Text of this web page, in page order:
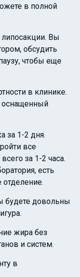
в полной
липосакции. Вы
обсудить
чтобы еще
в клинике.
за 1-2 дня.
все
за 1-2 часа.
есть
отделение.
будете довольны
жира без
и систем.
в